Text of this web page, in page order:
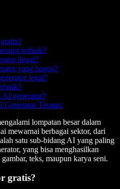
terbaik?
ilegal?
yang bagus?
legal?
AI generator?
Teratas:
lompatan besar dalam
mewarnai berbagai sektor, dari
satu sub-bidang AI yang paling
yang bisa menghasilkan
teks, maupun karya seni.
gratis?